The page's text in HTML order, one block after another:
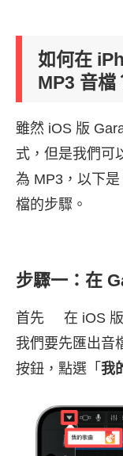
如何在
MP3 音檔
雖然 iOS 版
式，但是我們可
為 MP3，以下
檔的步驟。
步驟一：在
首先 在 iOS 版
我們要先匯出音
按鈕，點選「 我